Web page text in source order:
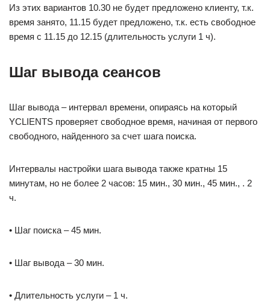
Из этих вариантов 10.30 не будет предложено клиенту, т.к.
время занято, 11.15 будет предложено, т.к. есть свободное
время с 11.15 до 12.15 (длительность услуги 1 ч).
Шаг вывода сеансов
Шаг вывода – интервал времени, опираясь на который
YCLIENTS проверяет свободное время, начиная от первого
свободного, найденного за счет шага поиска.
Интервалы настройки шага вывода также кратны 15
минутам, но не более 2 часов: 15 мин., 30 мин., 45 мин., . 2
ч.
• Шаг поиска – 45 мин.
• Шаг вывода – 30 мин.
• Длительность услуги – 1 ч.